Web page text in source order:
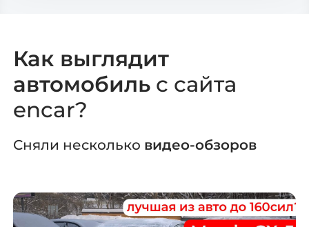
Как выглядит
автомобиль с сайта
encar?
Сняли несколько видео-обзоров
Москва
Новосибирск
Екатеринбург
Нижний Новгород
Челябинск
Уфа
Самара